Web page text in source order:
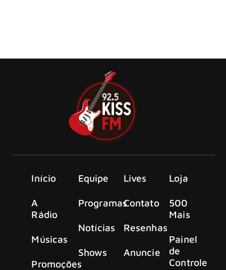
Início
A
Rádio
Músicas
Promoções
Equipe
Programas
Notícias
Shows
Lives
Contato
Resenhas
Anuncie
Loja
500
Mais
Painel
de
Controle